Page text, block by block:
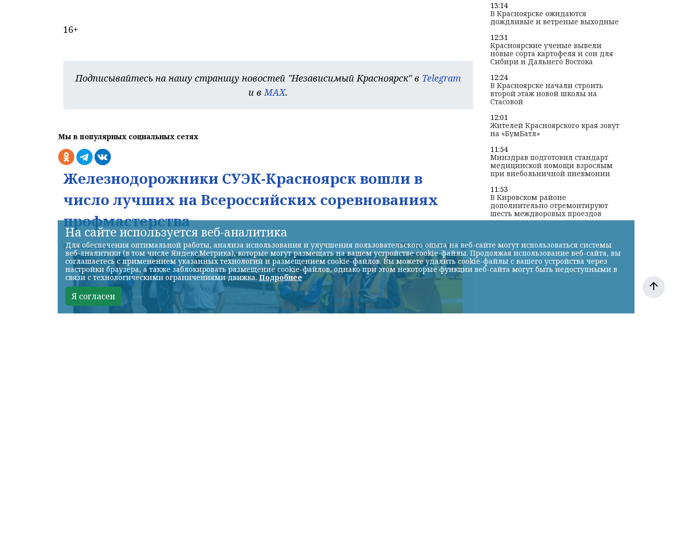
16+
Подписывайтесь на нашу страницу новостей "Независимый Красноярск" в Telegram
и в MAX.
Мы в популярных социальных сетях
Железнодорожники СУЭК-Красноярск вошли в
число лучших на Всероссийских соревнованиях
профмастерства
07.08.2026 22:13 НИА-Красноярск
13:14
В Красноярске ожидаются
дождливые и ветреные выходные
12:31
Красноярские ученые вывели
новые сорта картофеля и сои для
Сибири и Дальнего Востока
12:24
В Красноярске начали строить
второй этаж новой школы на
Стасовой
12:01
Жителей Красноярского края зовут
на «БумБатл»
11:54
Минздрав подготовил стандарт
медицинской помощи взрослым
при внебольничной пневмонии
11:53
В Кировском районе
дополнительно отремонтируют
шесть междворовых проездов
На сайте используется веб-аналитика
Для обеспечения оптимальной работы, анализа использования и улучшения пользовательского опыта на веб-сайте могут использоваться системы
веб-аналитики (в том числе Яндекс.Метрика), которые могут размещать на вашем устройстве cookie-файлы. Продолжая использование веб-сайта, вы
соглашаетесь с применением указанных технологий и размещением cookie-файлов. Вы можете удалить cookie-файлы с вашего устройства через
настройки браузера, а также заблокировать размещение cookie-файлов, однако при этом некоторые функции веб-сайта могут быть недоступными в
связи с технологическими ограничениями движка. Подробнее
Я согласен